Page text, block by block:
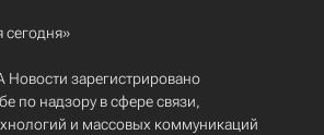
Новости зарегистрировано
по надзору в сфере связи,
и массовых коммуникаций